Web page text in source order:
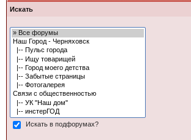
Искать
Искать в подфорумах?